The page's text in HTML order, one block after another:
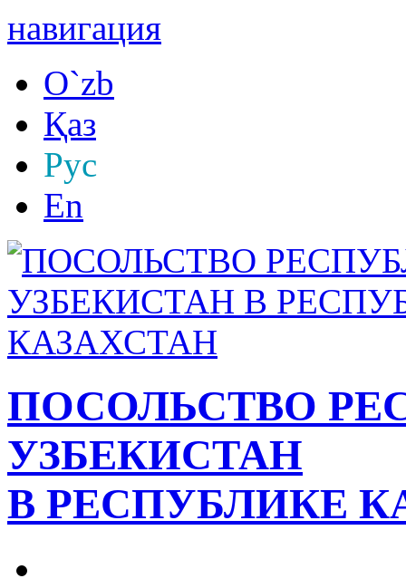
навигация
O`zb
Қаз
Рус
En
ПОСОЛЬСТВО
УЗБЕКИСТАН
В РЕСПУБЛИКЕ